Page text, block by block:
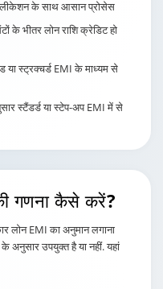
के साथ आसान प्रोसेस
के भीतर लोन राशि क्रेडिट हो
स्ट्रक्चर्ड EMI के माध्यम से
स्टैंडर्ड या स्टेप-अप EMI में से
गणना कैसे करें?
लोन EMI का अनुमान लगाना
अनुसार उपयुक्त है या नहीं. यहां